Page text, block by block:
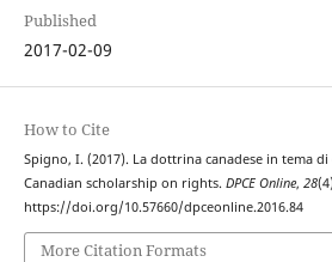
Published
2017-02-09
How to Cite
Spigno, I. (2017). La dottrina canadese in tema
Canadian scholarship on rights. DPCE Online, 28
https://doi.org/10.57660/dpceonline.2016.84
More Citation Formats